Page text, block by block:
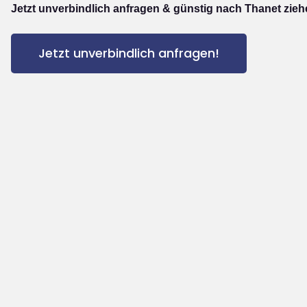
Jetzt unverbindlich anfragen & günstig nach Thanet
Jetzt unverbindlich anfragen!